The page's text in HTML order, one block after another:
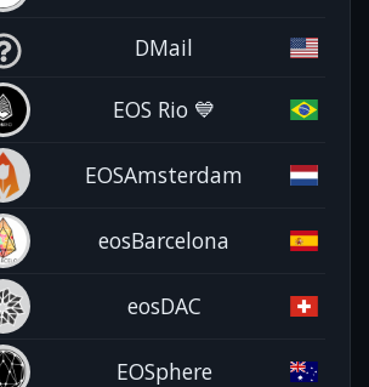
DMail
EOS Rio 💙
EOSAmsterdam
eosBarcelona
eosDAC
EOSphere